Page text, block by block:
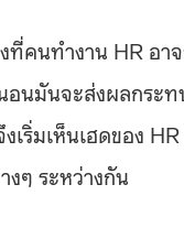
คนทำงาน HR อ
อนมันจะส่งผลกร
มเห็นเฮดของ
งๆ ระหว่างกัน